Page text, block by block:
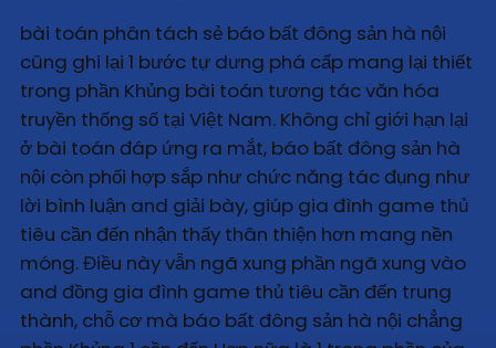
bài toán phân tách sẻ báo bất đông sản hà nội
cũng ghi lại 1 bước tự dưng phá cấp mang lại thiết
trong phần Khủng bài toán tương tác văn hóa
truyền thống số tại Việt Nam. Không chỉ giới hạn lại
ở bài toán đáp ứng ra mắt, báo bất đông sản hà
nội còn phối hợp sắp như chức năng tác đụng như
lời bình luận and giải bày, giúp gia đình game thủ
tiêu cần đến nhận thấy thân thiện hơn mang nền
móng. Điều này vẫn ngã xung phần ngã xung vào
and đồng gia đình game thủ tiêu cần đến trung
thành, chỗ cơ mà báo bất đông sản hà nội chẳng